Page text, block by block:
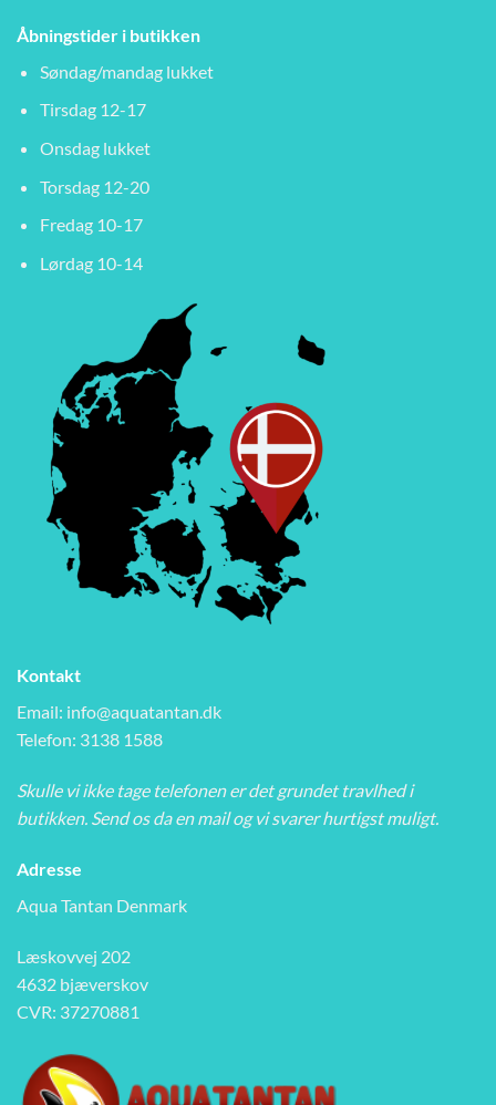
Åbningstider i butikken
Søndag/mandag lukket
Tirsdag 12-17
Onsdag lukket
Torsdag 12-20
Fredag 10-17
Lørdag 10-14
Kontakt
Email: info@aquatantan.dk
Telefon: 3138 1588
Skulle vi ikke tage telefonen er det grundet travlhed i
butikken. Send os da en mail og vi svarer hurtigst muligt.
Adresse
Aqua Tantan Denmark
Læskovvej 202
4632 bjæverskov
CVR: 37270881